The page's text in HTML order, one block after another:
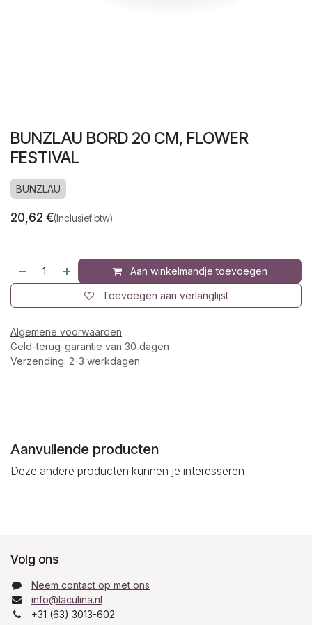
BUNZLAU BORD 20 CM, FLOWER
FESTIVAL
BUNZLAU
20,62 €(Inclusief btw)
Aan winkelmandje toevoegen
Toevoegen aan verlanglijst
Algemene voorwaarden
Geld-terug-garantie van 30 dagen
Verzending: 2-3 werkdagen
Aanvullende producten
Deze andere producten kunnen je interesseren
Volg ons
Neem contact op met ons
info@laculina.nl
+31 (63) 3013-602